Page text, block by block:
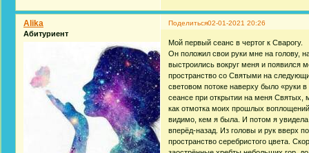
Поделиться02-01-2021 20:26
Alika
Абитуриент
Мой первый сеанс в чертог к Сварогу.
Он положил свои руки мне на голову,
выстроились вокруг меня и появился
пространство со Святыми на
световом потоке наверху было «руки
сеансе при открытии на меня
как отмотка моих прошлых
видимо, кем я была. И потом я
вперёд-назад. Из головы и рук вверх
пространство серебристого цвета.